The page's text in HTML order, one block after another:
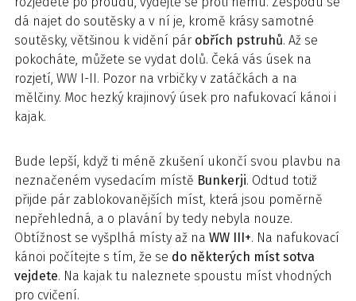
dá najet do soutěsky a v ní je, kromě krásy samotné
soutěsky, většinou k vidění pár obřích pstruhů. Až se
pokocháte, můžete se vydat dolů. Čeká vás úsek na
rozjetí, WW I-II. Pozor na vrbičky v zatáčkách a na
mělčiny. Moc hezký krajinový úsek pro nafukovací kánoi i
kajak.
Bude lepší, když ti méně zkušení ukončí svou plavbu na
neznačeném vysedacím místě Bunkerji. Odtud totiž
přijde pár zablokovanějších míst, která jsou poměrně
nepřehledná, a o plavání by tedy nebyla nouze.
Obtížnost se vyšplhá místy až na WW III+. Na nafukovací
kánoi počítejte s tím, že se do některých míst sotva
vejdete. Na kajak tu naleznete spoustu míst vhodných
pro cvičení.